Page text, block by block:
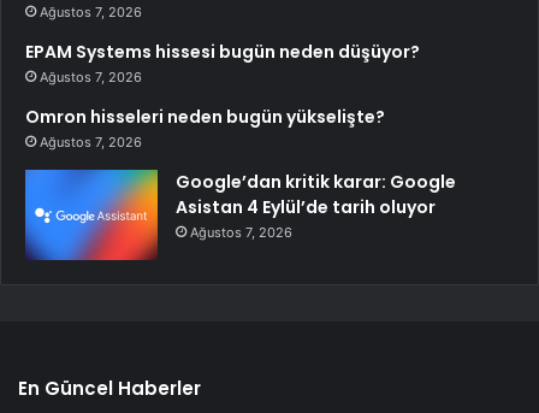
Ağustos 7, 2026
EPAM Systems hissesi bugün neden düşüyor?
Ağustos 7, 2026
Omron hisseleri neden bugün yükselişte?
Ağustos 7, 2026
Google’dan kritik karar: Google
Asistan 4 Eylül’de tarih oluyor
Ağustos 7, 2026
En Güncel Haberler